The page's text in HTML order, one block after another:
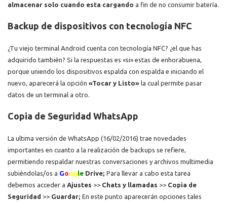
almacenar solo cuando esta cargando a fin de no consumir batería.
Backup de dispositivos con tecnología NFC
¿Tu viejo terminal Android cuenta con tecnología NFC? ¿el que has
adquirido también? Si la respuestas es «si» estas de enhorabuena,
porque uniendo los dispositivos espalda con espalda e iniciando el
nuevo, aparecerá la opción «Tocar y Listo» la cual permite pasar
datos de un terminal a otro.
Copia de Seguridad WhatsApp
La ultima versión de WhatsApp (16/02/2016) trae novedades
importantes en cuanto a la realización de backups se refiere,
permitiendo respaldar nuestras conversaciones y archivos multimedia
subiéndolas/os a Google Drive; Para llevar a cabo esta tarea
debemos acceder a Ajustes >> Chats y llamadas >> Copia de
Seguridad >> Guardar; En este punto aparecerán opciones tales